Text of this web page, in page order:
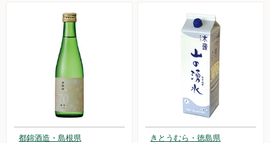
都錦酒造・島根県 きとうむら・徳島県